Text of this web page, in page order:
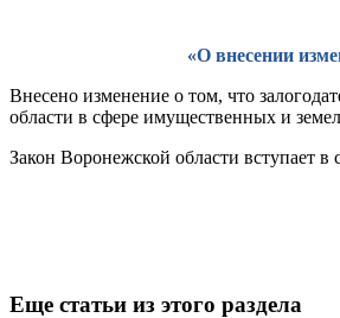
«О внесении
Внесено изменение о том, что
области в сфере имущественных и
Закон Воронежской области вступает
Еще статьи из этого раздела